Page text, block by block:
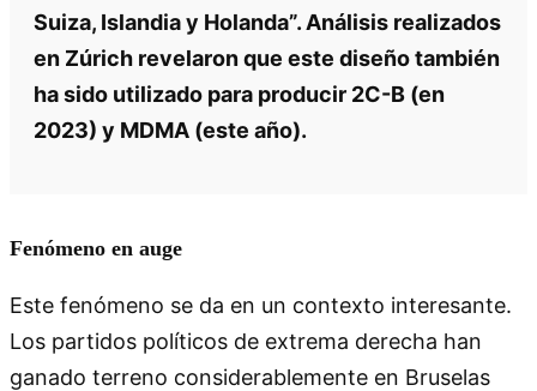
Suiza, Islandia y Holanda”. Análisis realizados
en Zúrich revelaron que este diseño también
ha sido utilizado para producir 2C-B (en
2023) y MDMA (este año).
Fenómeno en auge
Este fenómeno se da en un contexto interesante.
Los partidos políticos de extrema derecha han
ganado terreno considerablemente en Bruselas